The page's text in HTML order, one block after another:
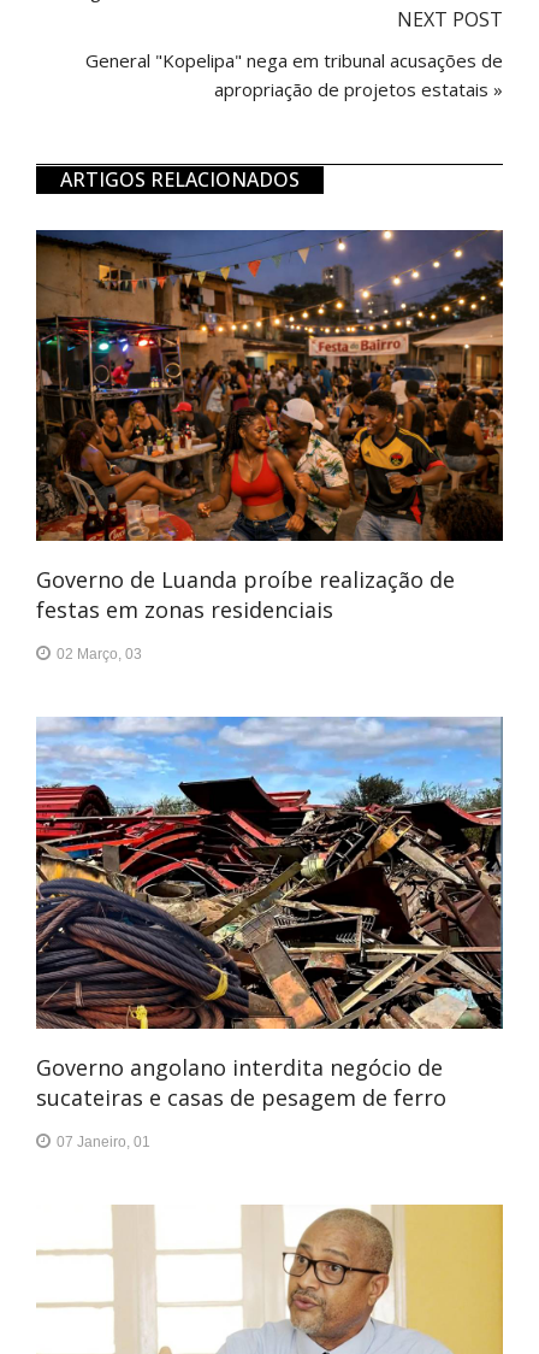
NEXT POST
General "Kopelipa" nega em tribunal acusações de
apropriação de projetos estatais »
ARTIGOS RELACIONADOS
Governo de Luanda proíbe realização de
festas em zonas residenciais
02 Março, 03
Governo angolano interdita negócio de
sucateiras e casas de pesagem de ferro
07 Janeiro, 01